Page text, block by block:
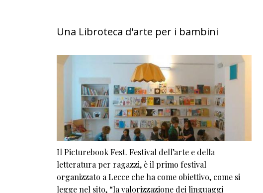
Una Libroteca d'arte per i bambini
Il Picturebook Fest. Festival dell’arte e della
letteratura per ragazzi, è il primo festival
organizzato a Lecce che ha come obiettivo, come si
legge nel sito, “la valorizzazione dei linguaggi